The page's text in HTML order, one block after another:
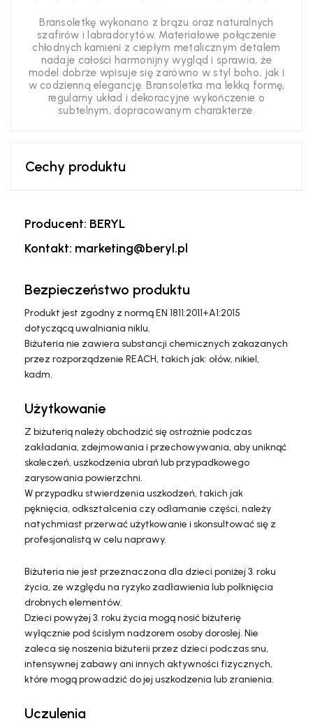
Bransoletkę wykonano z brązu oraz naturalnych
szafirów i labradorytów. Materiałowe połączenie
chłodnych kamieni z ciepłym metalicznym detalem
nadaje całości harmonijny wygląd i sprawia, że
model dobrze wpisuje się zarówno w styl boho, jak i
w codzienną elegancję. Bransoletka ma lekką formę,
regularny układ i dekoracyjne wykończenie o
subtelnym, dopracowanym charakterze.
Cechy produktu
Producent: BERYL
Kontakt: marketing@beryl.pl
Bezpieczeństwo produktu
Produkt jest zgodny z normą EN 1811:2011+A1:2015
dotyczącą uwalniania niklu.
Biżuteria nie zawiera substancji chemicznych zakazanych
przez rozporządzenie REACH, takich jak: ołów, nikiel,
kadm.
Użytkowanie
Z biżuterią należy obchodzić się ostrożnie podczas
zakładania, zdejmowania i przechowywania, aby uniknąć
skaleczeń, uszkodzenia ubrań lub przypadkowego
zarysowania powierzchni.
W przypadku stwierdzenia uszkodzeń, takich jak
pęknięcia, odkształcenia czy odłamanie części, należy
natychmiast przerwać użytkowanie i skonsultować się z
profesjonalistą w celu naprawy.
Biżuteria nie jest przeznaczona dla dzieci poniżej 3. roku
życia, ze względu na ryzyko zadławienia lub połknięcia
drobnych elementów.
Dzieci powyżej 3. roku życia mogą nosić biżuterię
wyłącznie pod ścisłym nadzorem osoby dorosłej. Nie
zaleca się noszenia biżuterii przez dzieci podczas snu,
intensywnej zabawy ani innych aktywności fizycznych,
które mogą prowadzić do jej uszkodzenia lub zranienia.
Uczulenia